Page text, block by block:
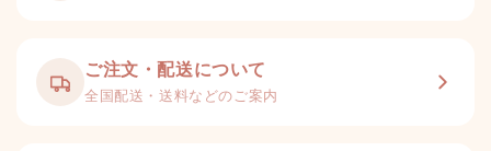
ご注文・配送について
全国配送・送料などのご案内